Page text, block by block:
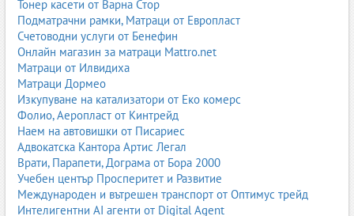
Kia– Kia Motors Bulgaria;
Renault– Renault Nissan България;
Dacia– Renault Nissan България;
Nissan – Renault Nissan България;
Peugeot– София Франс Ауто;
Citroën – София Франс Ауто;
Opel– Аутотехника;
Ford– Moto-Pfohe;
Mazda – Мазда България;
Honda– Бултрако;
Suzuki– Мото-Пфое (частично);
Volvo– Мото-Пфое;
Jaguar / Land Rover – Мото-Пфое;
Тонер касети от Варна Стор
Подматрачни рамки, Матраци от Европласт
Счетоводни услуги от Бенефин
Онлайн магазин за матраци Mattro.net
Матраци от Илвидиха
Матраци Дормео
Изкупуване на катализатори от Еко комерс
Фолио, Аеропласт от Кинтрейд
Наем на автовишки от Писариес
Адвокатска Кантора Артис Легал
Врати, Парапети, Дограма от Бора 2000
Учебен център Просперитет и Развитие
Международен и вътрешен транспорт от Оптимус трейд
Интелигентни AI агенти от Digital Agent